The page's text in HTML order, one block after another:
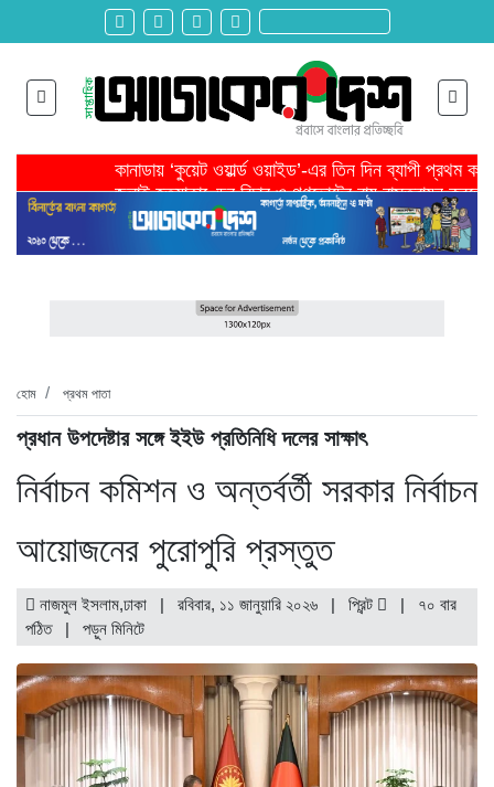
কানাডায় ‘কুয়েট ওয়ার্ল্ড ওয়াইড’-এর তিন দিন ব্যাপী প্রথম
জুলাই হত্যাকাণ্ডের বিচার ও গণভোটের রায় বাস্তবায়ন করতে
তরুণ উদ্ভাবক ও প্রযুক্তি উদ্যোক্তাদের পাশে থাকবে সরকার -
মাদরাসাকে অবহেলা করা শুরু মুজিব সরকারের আমল থেকে-
বাংলাদেশে এসে মার্কিন দূতের ভারতের হাইকমিশনারের সঙ্গে
হবিগঞ্জ ছাত্রদল সভাপতিসহ ১১ জনের বিরুদ্ধে এনসিপির
রাজনৈতিক লড়াইয়ে জিততে হলে সাংস্কৃতিক লড়াইয়ে জিততে
হোম প্রথম পাতা
প্রধান উপদেষ্টার সঙ্গে ইইউ প্রতিনিধি দলের সাক্ষাৎ
নির্বাচন কমিশন ও অন্তর্বর্তী সরকার নির্বাচন
আয়োজনের পুরোপুরি প্রস্তুত
নাজমুল ইসলাম,ঢাকা | রবিবার, ১১ জানুয়ারি ২০২৬ | প্রিন্ট | ৭০ বার
পঠিত
| পড়ুন মিনিটে